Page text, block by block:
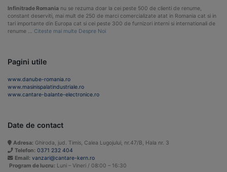
Infinitrade Romania nu se rezuma doar la cei peste 500 de clienti de renume,
constant deserviti, mai mult de 250 de marci comercializate atat in Romania cat si in
tari importante din Europa cat si cei peste 300 de furnizori interni si internationali de
renume … Citeste mai multe Despre Noi
Pagini utile
www.danube-romania.ro
www.masinispalatindustriale.ro
www.cantare-balante-electronice.ro
Date de contact
Adresa: Ghiroda, jud. Timis, Calea Lugojului, nr.47/B, Hala nr. 3
Telefon: 0371 232 404
Email: vanzari@cantare-kern.ro
Program de lucru: Luni – Vineri / 08:00 – 16:30